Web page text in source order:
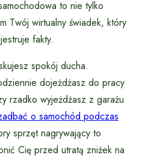
to nie tylko
Twój wirtualny świadek, który
fakty.
spokój ducha.
dojeżdżasz do pracy
rzadko wyjeżdżasz z garażu
o samochód podczas
sprzęt nagrywający to
Cię przed utratą zniżek na